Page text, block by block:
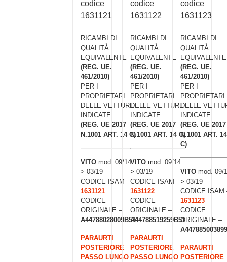
codice
1631121
RICAMBI DI
QUALITÀ
EQUIVALENTE
(REG. UE.
461/2010)
PER I
PROPRIETARI
DELLE VETTURE
INDICATE
(REG. UE 2017
N.1001 ART. 14 C)
VITO mod. 09/14
> 03/19
CODICE ISAM –
1631121
CODICE
ORIGINALE –
A44788028009B51
PARAURTI
POSTERIORE
PASSO LUNGO
codice
1631122
RICAMBI DI
QUALITÀ
EQUIVALENTE
(REG. UE.
461/2010)
PER I
PROPRIETARI
DELLE VETTURE
INDICATE
(REG. UE 2017
N.1001 ART. 14 C)
VITOmod. 09/14
> 03/19
CODICE ISAM –
1631122
CODICE
ORIGINALE –
A44788519259B51
PARAURTI
POSTERIORE
PASSO LUNGO
codice
1631123
RICAMBI DI
QUALITÀ
EQUIVALENTE
(REG. UE.
461/2010)
PER I
PROPRIETARI
DELLE
INDICATE
(REG. UE 2017
N.1001 ART. 14
C)
VITO mod. 09/
> 03/19
CODICE ISAM
1631123
CODICE
ORIGINALE –
PARAURTI
POSTERIORE